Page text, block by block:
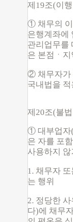
제19조(이
① 채무의 이
은행계좌에
관리업무를
은 본점ㆍ
② 채무자가
국내법을
제20조(불
① 대부업자
은 자를 포
사용하지
1. 채무자
는 행위
2. 정당한
다)에 채무